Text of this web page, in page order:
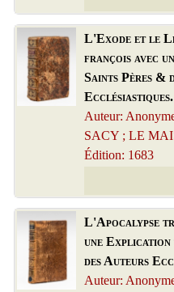
L'Exode et le
françois avec
Saints Pères &
Ecclésiastiques.
Auteur:
SACY ; LE
Édition: 1683
L'Apocalypse
une Explication
des Auteurs
Auteur: